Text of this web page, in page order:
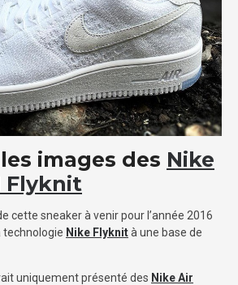
images des Nike
Flyknit
cette sneaker à venir pour l’année 2016
technologie Nike Flyknità une base de
uniquement présenté des Nike Air